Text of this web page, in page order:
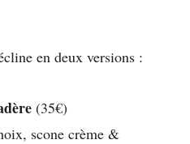
en deux versions :
(35€)
scone crème &